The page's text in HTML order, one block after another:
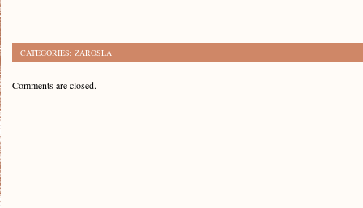
CATEGORIES: ZAROSLA
Comments are closed.